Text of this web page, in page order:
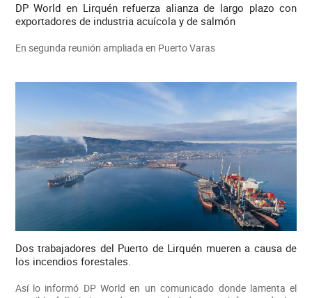
DP World en Lirquén refuerza alianza de largo plazo con
exportadores de industria acuícola y de salmón
En segunda reunión ampliada en Puerto Varas
Dos trabajadores del Puerto de Lirquén mueren a causa de
los incendios forestales.
Así lo informó DP World en un comunicado donde lamenta el